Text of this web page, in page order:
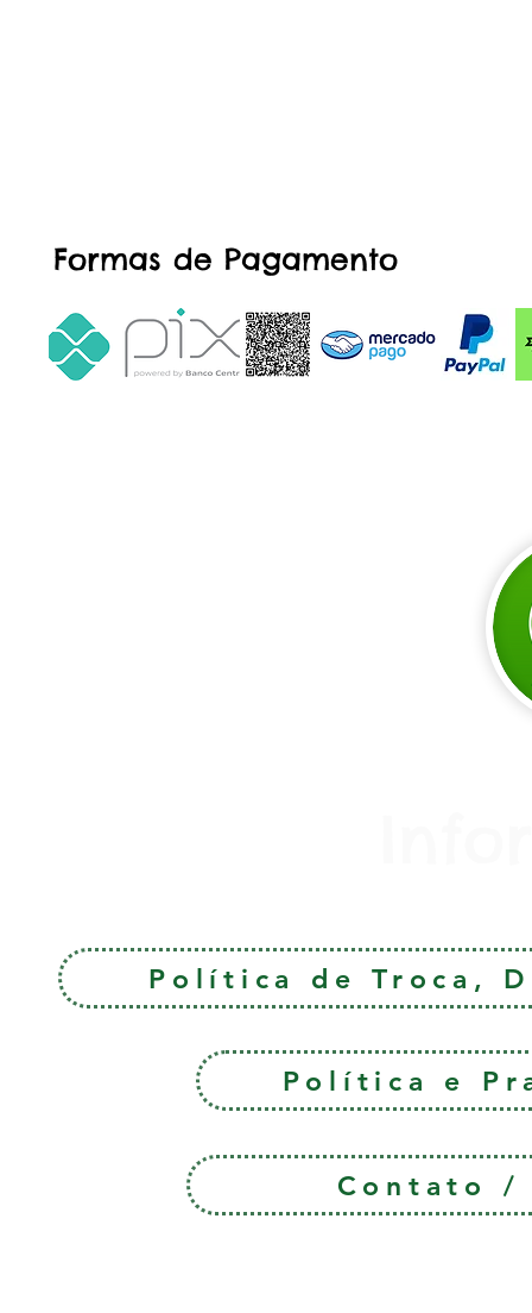
Formas de Pagamento
Política de Troca,
Política e
Contato /